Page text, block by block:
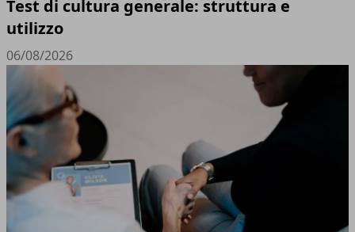
Test di cultura generale: struttura e
utilizzo
06/08/2026